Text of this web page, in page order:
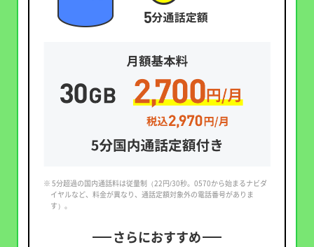
※ 5分超過の国内通話料は従量制（22円/30秒。0570から始まるナビダ
イヤルなど、料金が異なり、通話定額対象外の電話番号がありま
す）。
さらにおすすめ